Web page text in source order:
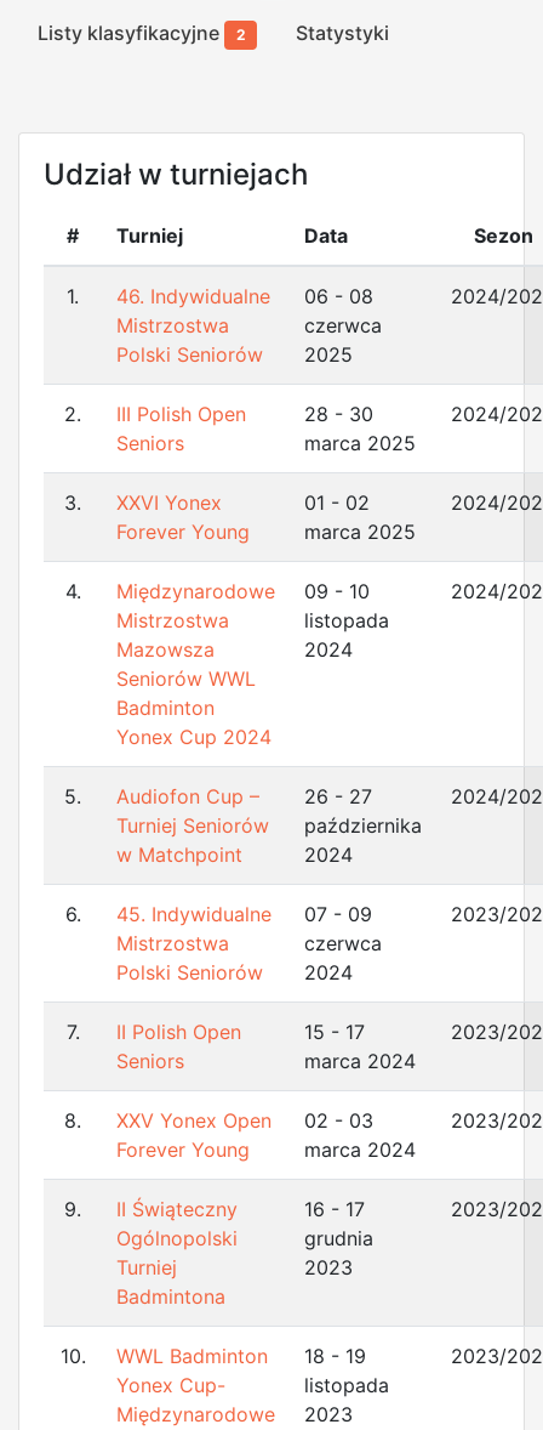
Listy klasyfikacyjne 2 Statystyki
Udział w turniejach
# Turniej Data Sezon
1.
46. Indywidualne
Mistrzostwa
Polski Seniorów
06 - 08
czerwca
2025
2024/
2.
III Polish Open
Seniors
28 - 30
marca 2025
2024/
3.
XXVI Yonex
Forever Young
01 - 02
marca 2025
2024/
4.
Międzynarodowe
Mistrzostwa
Mazowsza
Seniorów WWL
Badminton
Yonex Cup 2024
09 - 10
listopada
2024
2024/
5.
Audiofon Cup –
Turniej Seniorów
w Matchpoint
26 - 27
października
2024
2024/
6.
45. Indywidualne
Mistrzostwa
Polski Seniorów
07 - 09
czerwca
2024
2023/
7.
II Polish Open
Seniors
15 - 17
marca 2024
2023/
8.
XXV Yonex Open
Forever Young
02 - 03
marca 2024
2023/
9.
II Świąteczny
Ogólnopolski
Turniej
Badmintona
16 - 17
grudnia
2023
2023/
10.
WWL Badminton
Yonex Cup-
Międzynarodowe
18 - 19
listopada
2023
2023/